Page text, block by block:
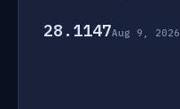
28.1147Aug 9, 2026